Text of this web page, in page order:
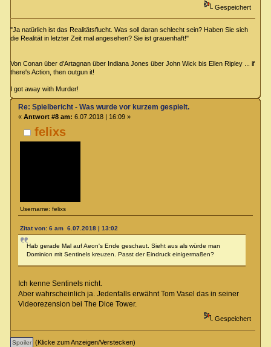
Gespeichert
"Ja natürlich ist das Realitätsflucht. Was soll daran schlecht sein? Haben Sie sich
die Realität in letzter Zeit mal angesehen? Sie ist grauenhaft!"
Von Conan über d'Artagnan über Indiana Jones über John Wick bis Ellen Ripley ... if
there's Action, then outgun it!
I got away with Murder!
felixs
Username: felixs
Re: Spielbericht - Was wurde vor kurzem gespielt.
« Antwort #8 am: 6.07.2018 | 16:09 »
Zitat von: 6 am 6.07.2018 | 13:02
Hab gerade Mal auf Aeon's Ende geschaut. Sieht aus als würde man
Dominion mit Sentinels kreuzen. Passt der Eindruck einigermaßen?
Ich kenne Sentinels nicht.
Aber wahrscheinlich ja. Jedenfalls erwähnt Tom Vasel das in seiner
Videorezension bei The Dice Tower.
Gespeichert
(Klicke zum Anzeigen/Verstecken)